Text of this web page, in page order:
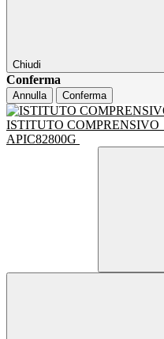
Chiudi
Conferma
Annulla Conferma
ISTITUTO COMPRENSIVO
APIC82800G